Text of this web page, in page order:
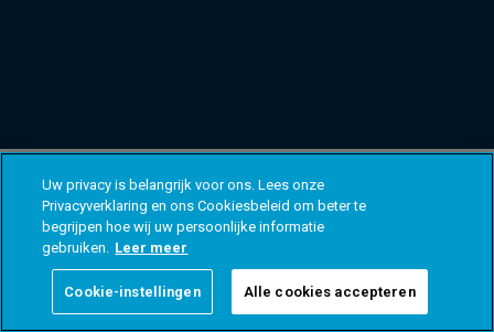
Uw privacy is belangrijk voor ons. Lees onze
Privacyverklaring en ons Cookiesbeleid om beter te
begrijpen hoe wij uw persoonlijke informatie
gebruiken. Leer meer
Cookie-instellingen Alle cookies accepteren